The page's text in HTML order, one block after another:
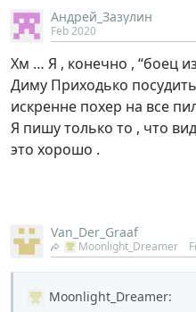
Андрей_Зазулин
Feb 2020
Хм … Я , конечно , “боец
Диму Приходько
искренне похер на все
Я пишу только то , что
это хорошо .
Van_Der_Graaf
Moonlight_Dreamer
Moonlight_Dreamer: